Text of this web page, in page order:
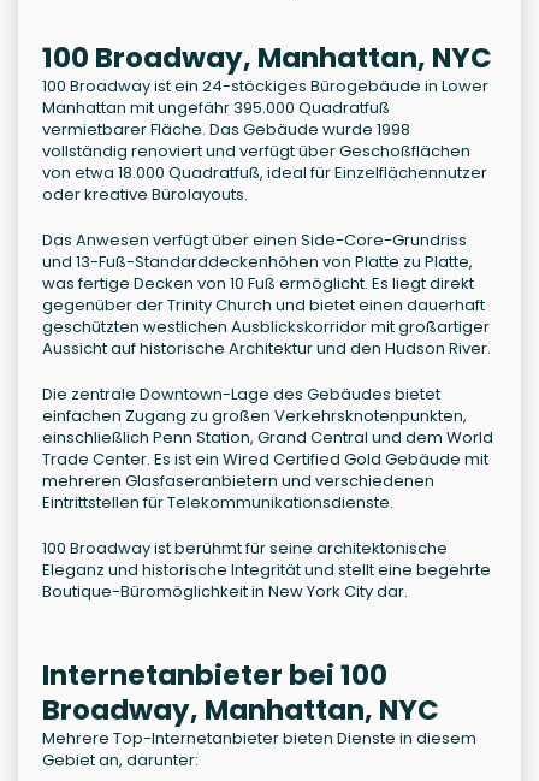
100 Broadway, Manhattan, NYC
100 Broadway ist ein 24-stöckiges Bürogebäude in Lower
Manhattan mit ungefähr 395.000 Quadratfuß
vermietbarer Fläche. Das Gebäude wurde 1998
vollständig renoviert und verfügt über Geschoßflächen
von etwa 18.000 Quadratfuß, ideal für Einzelflächennutzer
oder kreative Bürolayouts.
Das Anwesen verfügt über einen Side-Core-Grundriss
und 13-Fuß-Standarddeckenhöhen von Platte zu Platte,
was fertige Decken von 10 Fuß ermöglicht. Es liegt direkt
gegenüber der Trinity Church und bietet einen dauerhaft
geschützten westlichen Ausblickskorridor mit großartiger
Aussicht auf historische Architektur und den Hudson River.
Die zentrale Downtown-Lage des Gebäudes bietet
einfachen Zugang zu großen Verkehrsknotenpunkten,
einschließlich Penn Station, Grand Central und dem World
Trade Center. Es ist ein Wired Certified Gold Gebäude mit
mehreren Glasfaseranbietern und verschiedenen
Eintrittstellen für Telekommunikationsdienste.
100 Broadway ist berühmt für seine architektonische
Eleganz und historische Integrität und stellt eine begehrte
Boutique-Büromöglichkeit in New York City dar.
Internetanbieter bei 100
Broadway, Manhattan, NYC
Mehrere Top-Internetanbieter bieten Dienste in diesem
Gebiet an, darunter: